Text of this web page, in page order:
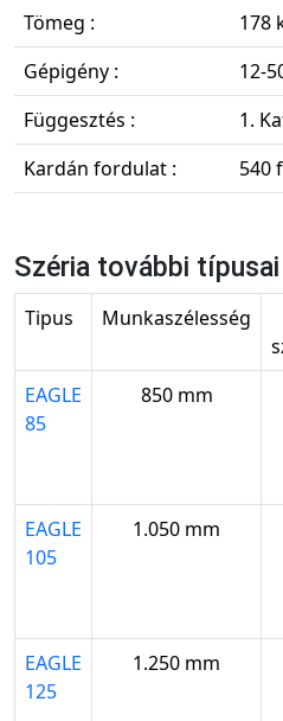
Tömeg :
178
Gépigény :
12-
Függesztés :
1.
Kardán fordulat :
540
Széria további típusai
Tipus Munkaszélesség
EAGLE
85
850 mm
EAGLE
105
1.050 mm
EAGLE
125
1.250 mm